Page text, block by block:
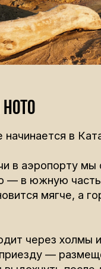
сицилийского
улицы, мягкий свет —
без спешки. Мы зайдём в
где делают одни из
к морю — в
соляные озёра,
природой и птицами,
между Европой и